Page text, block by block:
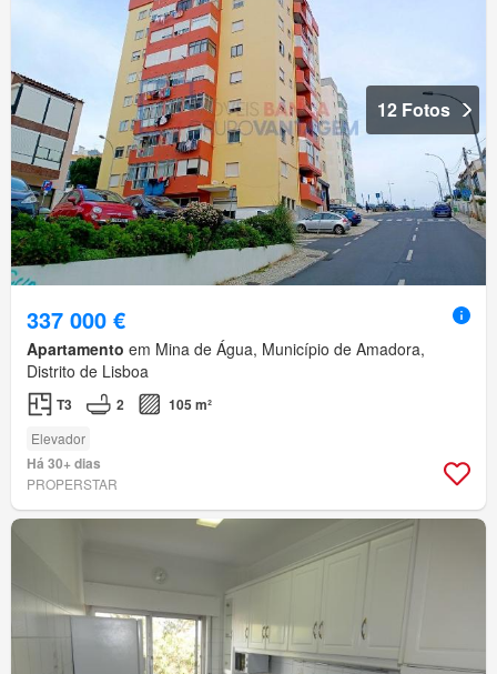
12 Fotos
337 000 €
Apartamento em Mina de Água, Município de Amadora,
Distrito de Lisboa
T3 2 105 m²
Elevador
Há 30+ dias
PROPERSTAR